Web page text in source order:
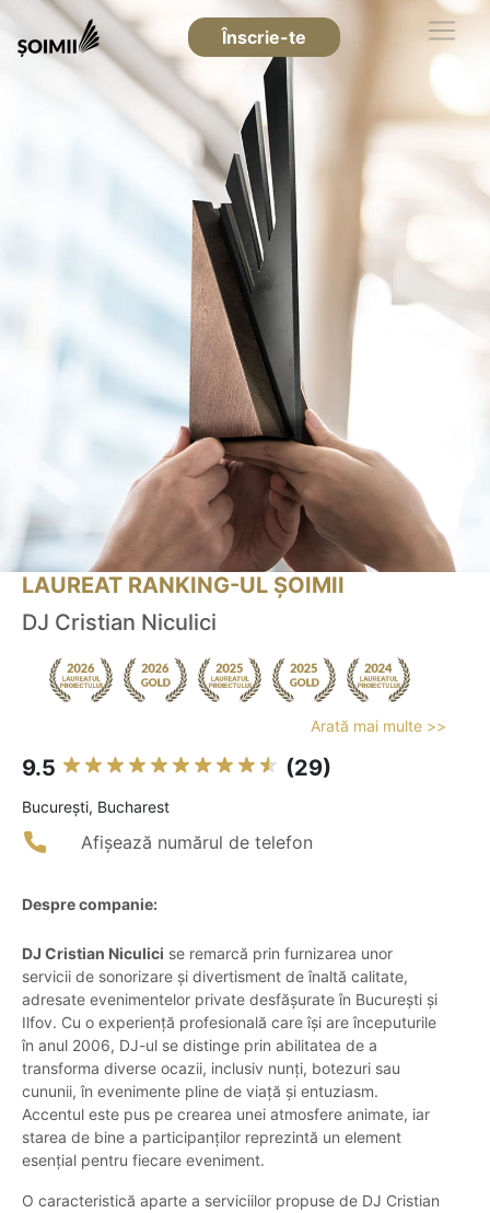
Înscrie-te
LAUREAT RANKING-UL ȘOIMII
DJ Cristian Niculici
Arată mai multe >>
9.5 (29)
Bucureşti, Bucharest
Afișează numărul de telefon
Despre companie:
DJ Cristian Niculici se remarcă prin furnizarea unor
servicii de sonorizare și divertisment de înaltă calitate,
adresate evenimentelor private desfășurate în București și
Ilfov. Cu o experiență profesională care își are începuturile
în anul 2006, DJ-ul se distinge prin abilitatea de a
transforma diverse ocazii, inclusiv nunți, botezuri sau
cununii, în evenimente pline de viață și entuziasm.
Accentul este pus pe crearea unei atmosfere animate, iar
starea de bine a participanților reprezintă un element
esențial pentru fiecare eveniment.
O caracteristică aparte a serviciilor propuse de DJ Cristian